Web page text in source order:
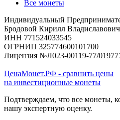
Все монеты
Индивидуальный
Бродовой Кирилл Владиславович
ИНН 771524033545
ОГРНИП 325774600101700
Лицензия №Л023-00119-77/
ЦенаМонет.РФ - сравнить цены
на инвестиционные монеты
Подтверждаем, что все монеты,
нашу экспертную оценку.